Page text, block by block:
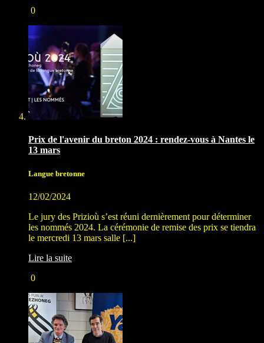
0
Prix de l'avenir du breton 2024 : rendez-vous à Nantes le
13 mars
Langue bretonne
12/02/2024
Le jury des Prizioù s’est réuni dernièrement pour déterminer
les nommés 2024. La cérémonie de remise des prix se tiendra
le mercredi 13 mars salle [...]
Lire la suite
0